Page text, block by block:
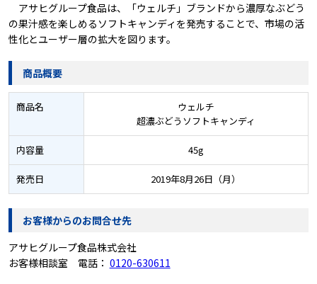
アサヒグループ食品は、「ウェルチ」ブランドから濃厚なぶどう
の果汁感を楽しめるソフトキャンディを発売することで、市場の活
性化とユーザー層の拡大を図ります。
商品概要
商品名
ウェルチ
超濃ぶどうソフトキャンディ
内容量 45g
発売日 2019年8月26日（月）
お客様からのお問合せ先
アサヒグループ食品株式会社
お客様相談室 電話： 0120-630611